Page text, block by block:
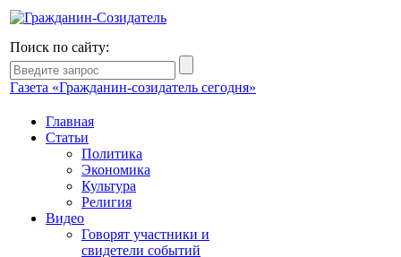
Поиск по сайту:
Газета «Гражданин-созидатель сегодня»
Главная
Статьи
Политика
Экономика
Культура
Религия
Видео
Говорят участники и
свидетели событий